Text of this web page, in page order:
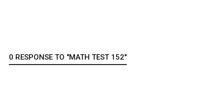
0 RESPONSE TO "MATH TEST 152"